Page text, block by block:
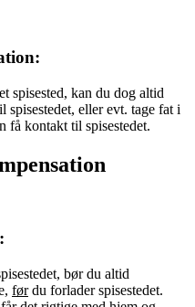
spisested, kan du dog altid
eller evt. tage fat i
få kontakt til spisestedet.
bør du altid
førdu forlader spisestedet.